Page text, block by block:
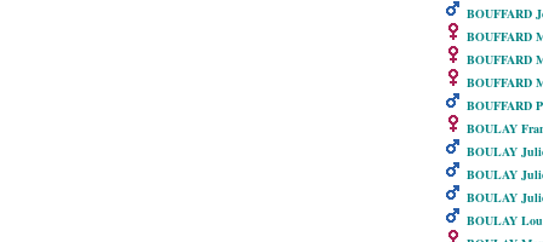
BOUFFARD
BOUFFARD
BOUFFARD
BOUFFARD
BOUFFARD
BOULAY
BOULAY
BOULAY
BOULAY
BOULAY